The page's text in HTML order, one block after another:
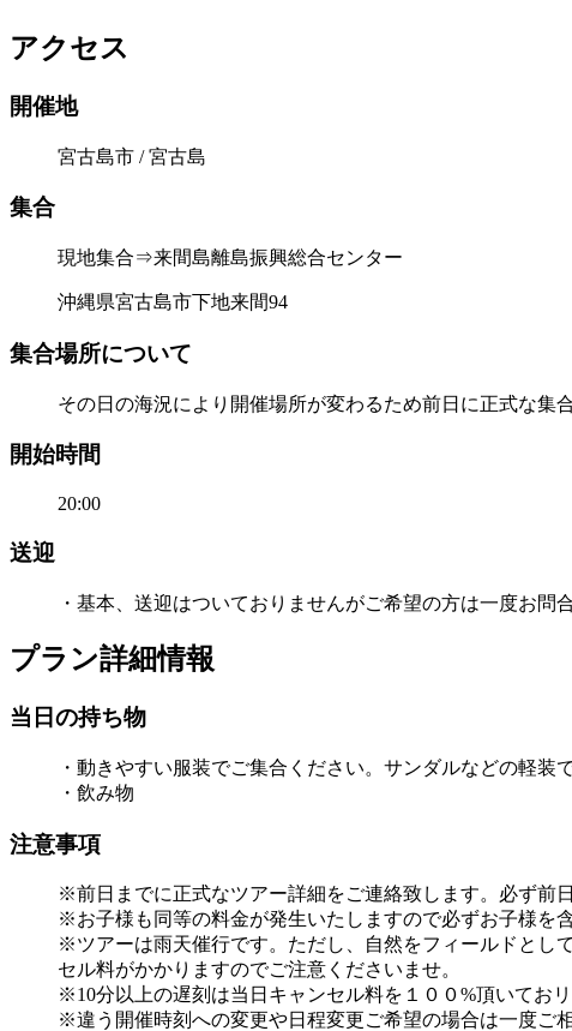
アクセス
開催地
宮古島市 / 宮古島
集合
現地集合⇒来間島離島振興総合センター
沖縄県宮古島市下地来間94
集合場所について
その日の海況により開催場所が変わるため前日に正式な集
開始時間
20:00
送迎
・基本、送迎はついておりませんがご希望の方は一度お問
プラン詳細情報
当日の持ち物
・動きやすい服装でご集合ください。サンダルなどの軽装
・飲み物
注意事項
※前日までに正式なツアー詳細をご連絡致します。必ず前
※お子様も同等の料金が発生いたしますので必ずお子様を
※ツアーは雨天催行です。ただし、自然をフィールドとし
セル料がかかりますのでご注意くださいませ。
※10分以上の遅刻は当日キャンセル料を１００%頂いてお
※違う開催時刻への変更や日程変更ご希望の場合は一度ご相